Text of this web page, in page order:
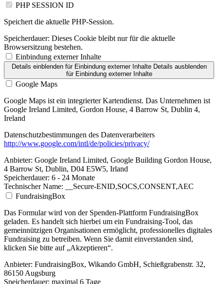
PHP SESSION ID
Speichert die aktuelle PHP-Session.
Speicherdauer: Dieses Cookie bleibt nur für die aktuelle
Browsersitzung bestehen.
Einbindung externer Inhalte
Details einblendenfür Einbindung externer Inhalte Details ausblenden
für Einbindung externer Inhalte
Google Maps
Google Maps ist ein integrierter Kartendienst. Das Unternehmen ist
Google Ireland Limited, Gordon House, 4 Barrow St, Dublin 4,
Ireland
Datenschutzbestimmungen des Datenverarbeiters
http://www.google.com/intl/de/policies/privacy/
Anbieter: Google Ireland Limited, Google Building Gordon House,
4 Barrow St, Dublin, D04 E5W5, Irland
Speicherdauer: 6 - 24 Monate
Technischer Name: __Secure-ENID,SOCS,CONSENT,AEC
FundraisingBox
Das Formular wird von der Spenden-Plattform FundraisingBox
geladen. Es handelt sich hierbei um ein Fundraising-Tool, das
gemeinnützigen Organisationen ermöglicht, professionelles digitales
Fundraising zu betreiben. Wenn Sie damit einverstanden sind,
klicken Sie bitte auf „Akzeptieren“.
Anbieter: FundraisingBox, Wikando GmbH, Schießgrabenstr. 32,
86150 Augsburg
Speicherdauer: maximal 6 Tage